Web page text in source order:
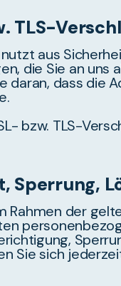
TLS-
aus
die Sie an uns
daran, dass die
bzw. TLS-
Sperrung,
Rahmen der
Sie sich